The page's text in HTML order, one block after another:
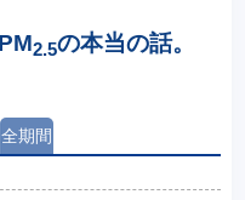
2.5の本当の話。
全期間